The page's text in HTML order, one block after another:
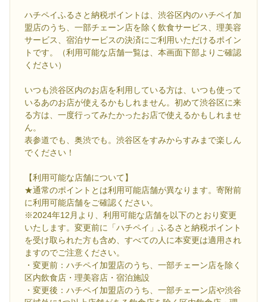
ハチペイふるさと納税ポイントは、渋谷区内のハチペイ加
盟店のうち、一部チェーン店を除く飲食サービス、理美容
サービス、宿泊サービスの決済にご利用いただけるポイン
トです。（利用可能な店舗一覧は、本画面下部よりご確認
ください）
いつも渋谷区内のお店を利用している方は、いつも使って
いるあのお店が使えるかもしれません。初めて渋谷区に来
る方は、一度行ってみたかったお店で使えるかもしれませ
ん。
表参道でも、奥渋でも。渋谷区をすみからすみまで楽しん
でください！
【利用可能な店舗について】
★通常のポイントとは利用可能店舗が異なります。寄附前
に利用可能店舗をご確認ください。
※2024年12月より、利用可能な店舗を以下のとおり変更
いたします。変更前に「ハチペイ」ふるさと納税ポイント
を受け取られた方も含め、すべての人に本変更は適用され
ますのでご注意ください。
・変更前：ハチペイ加盟店のうち、一部チェーン店を除く
区内飲食店・理美容店・宿泊施設
・変更後：ハチペイ加盟店のうち、一部チェーン店や渋谷